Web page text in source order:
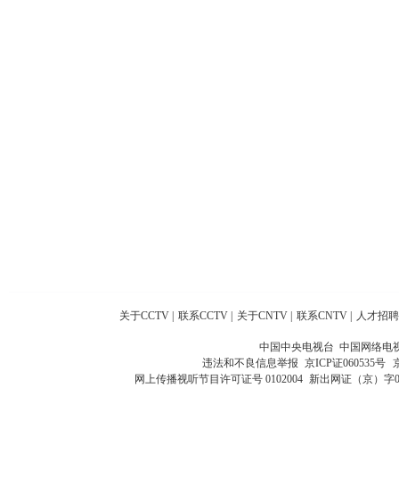
关于CCTV 联系CCTV 关于CNTV 联系CNTV 人才招聘
中国中央电视台 中国网络电
违法和不良信息举报 京ICP证060535号
网上传播视听节目许可证号 0102004 新出网证（京）